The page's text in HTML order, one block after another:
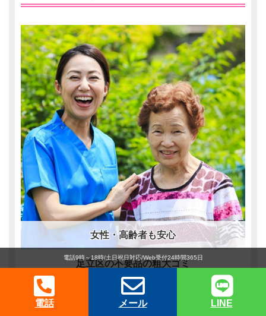
女性・高齢者も安心
足立区の不要品の粗大ゴミ
一人で大変な重い物、単身のお父さんも！不用品で
お困り「みんなの」お役立ちをします。作業も安心
電話9時～18時/土日祝日対応/Web受付24時間365日
電話 メール LINE